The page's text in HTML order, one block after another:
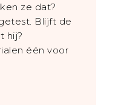
ze dat?
Blijft de
hij?
één voor